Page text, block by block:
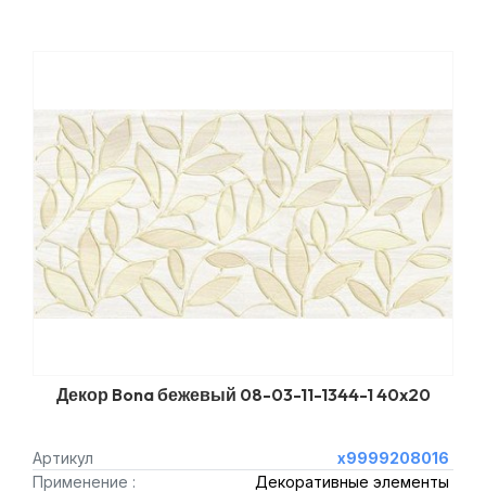
Декор Bona бежевый 08-03-11-1344-1 40x20
Артикул
х9999208016
Применение :
Декоративные элементы